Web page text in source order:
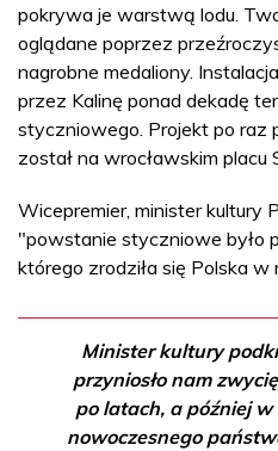
pokrywa je warstwą lodu.
oglądane poprzez
nagrobne medaliony.
przez Kalinę ponad dekadę
styczniowego. Projekt po
został na wrocławskim
Wicepremier, minister kultury
"powstanie styczniowe było
którego zrodziła się Polska w
Minister kultury
przyniosło nam
po latach, a później w
nowoczesnego